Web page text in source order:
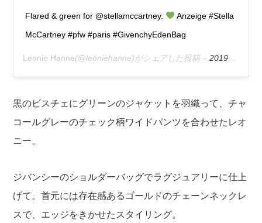
Flared & green for @stellamccartney.
Anzeige #Stella
McCartney #pfw #paris #GivenchyEdenBag
Leonie Hanne(@leoniehanne)がシェアした投稿 –2019年10月月2日午後1時55分PDT
黒のビスチェにグリーンのジャケットを羽織って、チャ
コールグレーのチェック柄ワイドパンツを合わせたレオ
ニー。
ジバンシーのショルダーバッグでラグジュアリーに仕上
げて。首元には存在感あるゴールドのチェーンネックレ
スで、エッジをきかせたスタイリング。